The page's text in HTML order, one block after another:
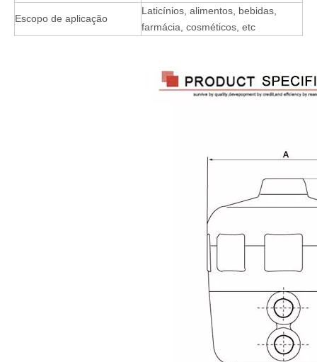
Escopo de aplicação
Laticínios, alimentos, bebidas,
farmácia, cosméticos, etc